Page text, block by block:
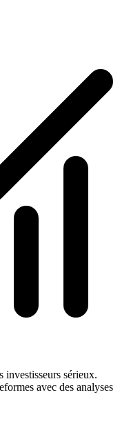
investisseurs sérieux.
avec des analyses